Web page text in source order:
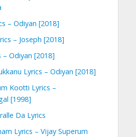
– Odiyan [2018]
– Joseph [2018]
– Odiyan [2018]
Lyrics – Odiyan [2018]
Kootti Lyrics –
[1998]
Da Lyrics
Lyrics – Vijay Superum